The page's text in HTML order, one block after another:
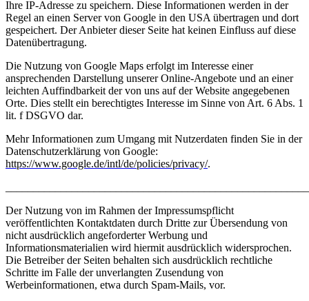
Ihre IP-Adresse zu speichern. Diese Informationen werden in der
Regel an einen Server von Google in den USA übertragen und dort
gespeichert. Der Anbieter dieser Seite hat keinen Einfluss auf diese
Datenübertragung.
Die Nutzung von Google Maps erfolgt im Interesse einer
ansprechenden Darstellung unserer Online-Angebote und an einer
leichten Auffindbarkeit der von uns auf der Website angegebenen
Orte. Dies stellt ein berechtigtes Interesse im Sinne von Art. 6 Abs. 1
lit. f DSGVO dar.
Mehr Informationen zum Umgang mit Nutzerdaten finden Sie in der
Datenschutzerklärung von Google:
https://www.google.de/intl/de/policies/privacy/.
Der Nutzung von im Rahmen der Impressumspflicht
veröffentlichten Kontaktdaten durch Dritte zur Übersendung von
nicht ausdrücklich angeforderter Werbung und
Informationsmaterialien wird hiermit ausdrücklich widersprochen.
Die Betreiber der Seiten behalten sich ausdrücklich rechtliche
Schritte im Falle der unverlangten Zusendung von
Werbeinformationen, etwa durch Spam-Mails, vor.